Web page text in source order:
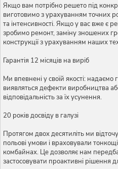
Якщо вам потрібно решето під
виготовимо з урахуванням точних
та інтенсивності. Якщо у вас вже є
зробимо ремонт, заміну зношених
конструкції з урахуванням наших
Гарантія 12 місяців на виріб
Ми впевнені у своїй якості:
виявляться дефекти виробництва
відповідальність за їх усунення.
20 років досвіду в галузі
Протягом двох десятиліть ми
польові умови і враховували
комбайнах. Це дозволяє нам
застосовувати проактивні рішення